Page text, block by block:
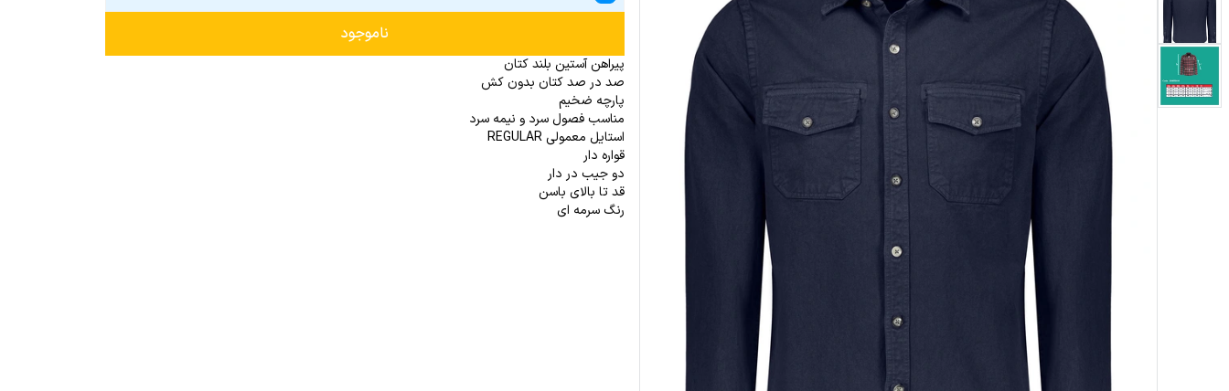
ناموجود
پیراهن آستین بلند کتان
صد در صد کتان بدون کش
پارچه ضخیم
مناسب فصول سرد و نیمه سرد
استایل معمولی REGULAR
قواره دار
دو جیب در دار
قد تا بالای باسن
رنگ سرمه ای